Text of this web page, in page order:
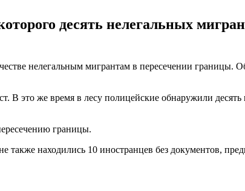
десять нелегальных
нелегальным мигрантам в пересечении границы.
это же время в лесу полицейские обнаружили десять
границы.
также находились 10 иностранцев без документов,